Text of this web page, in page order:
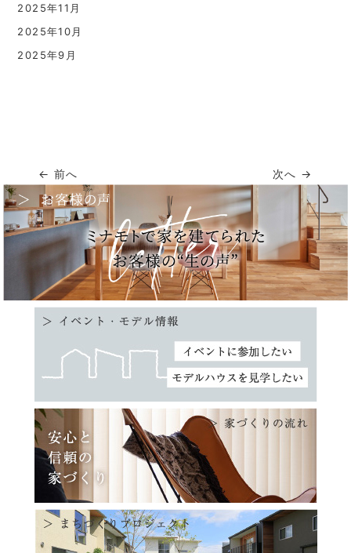
2025年11月
2025年10月
2025年9月
← 前へ 次へ →